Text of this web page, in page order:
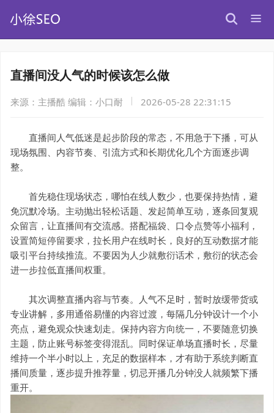
直播间没人气的时候该怎么做
来源：主播酷 编辑：小口耐 2026-05-28 22:31:15
直播间人气低迷是起步阶段的常态，不用急于下播，可从
现场氛围、内容节奏、引流方式和长期优化几个方面逐步调
整。
首先稳住现场状态，哪怕在线人数少，也要保持热情，避
免沉默冷场。主动抛出轻松话题、发起简单互动，逐条回复观
众留言，让直播间有交流感。搭配福袋、口令点赞等小福利，
设置简短停留要求，拉长用户在线时长，良好的互动数据才能
吸引平台持续推流。不要因为人少就敷衍话术，敷衍的状态会
进一步拉低直播间权重。
其次调整直播内容与节奏。人气不足时，暂时放缓带货或
专业讲解，多用通俗易懂的内容过渡，每隔几分钟设计一个小
亮点，避免观众快速划走。保持内容方向统一，不要随意切换
主题，防止账号标签变得混乱。同时保证单场直播时长，尽量
维持一个半小时以上，充足的数据样本，才有助于系统判断直
播间质量，逐步提升推荐量，切忌开播几分钟没人就频繁下播
重开。